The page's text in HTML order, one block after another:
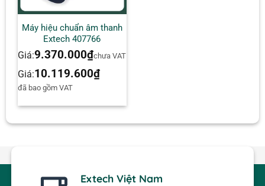
Máy hiệu chuẩn âm thanh
Extech 407766
Giá:9.370.000₫chưa VAT
Giá:10.119.600₫
đã bao gồm VAT
Extech Việt Nam